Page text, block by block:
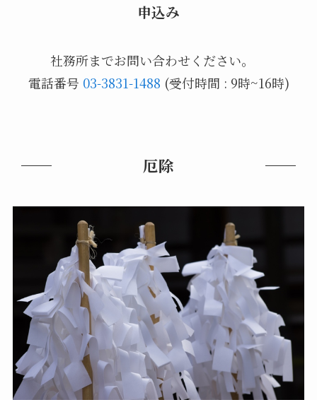
申込み
社務所までお問い合わせください。
電話番号 03-3831-1488 (受付時間 : 9時~16時)
厄除